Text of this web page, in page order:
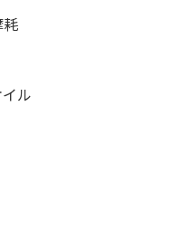
ル